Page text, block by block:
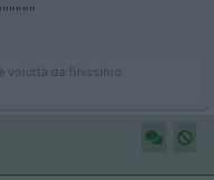
voluttà da finissimo